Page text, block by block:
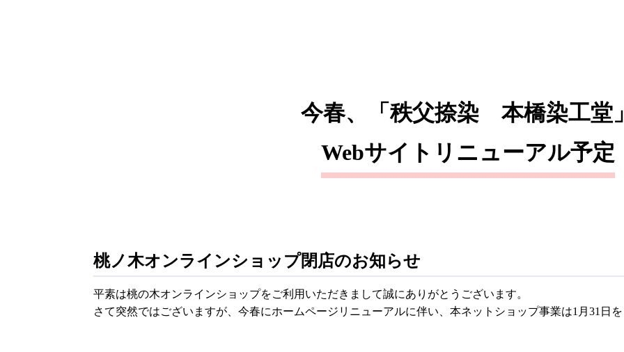
今春、「秩父捺染 本橋染工堂」
Webサイト リニューアル予定
桃ノ木オンラインショップ閉店のお知らせ
平素は桃の木オンラインショップをご利用いただきまして誠にありがとうございます。
さて突然ではございますが、今春にホームページリニューアルに伴い、本ネットショップ事業は1月31日